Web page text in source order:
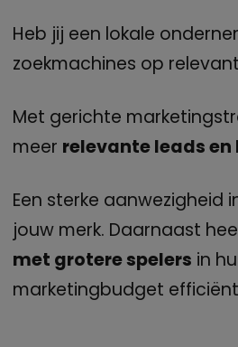
Heb jij een lokale
zoekmachines op
Met gerichte
meer relevante leads
Een sterke
jouw merk. Daarnaast
met grotere spelers in
marketingbudget